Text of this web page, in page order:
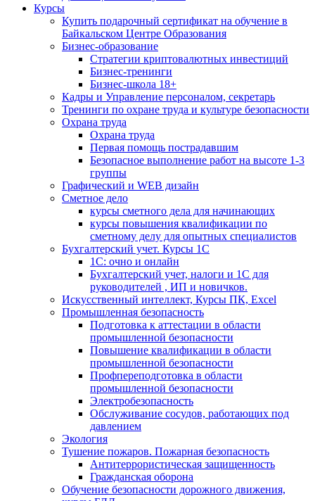
Курсы
Купить подарочный сертификат на обучение в
Байкальском Центре Образования
Бизнес-образование
Стратегии криптовалютных инвестиций
Бизнес-тренинги
Бизнес-школа 18+
Кадры и Управление персоналом, секретарь
Тренинги по охране труда и культуре безопасности
Охрана труда
Охрана труда
Первая помощь пострадавшим
Безопасное выполнение работ на высоте 1-3
группы
Графический и WEB дизайн
Сметное дело
курсы сметного дела для начинающих
курсы повышения квалификации по
сметному делу для опытных специалистов
Бухгалтерский учет. Курсы 1С
1С: очно и онлайн
Бухгалтерский учет, налоги и 1С для
руководителей , ИП и новичков.
Искусственный интеллект, Курсы ПК, Excel
Промышленная безопасность
Подготовка к аттестации в области
промышленной безопасности
Повышение квалификации в области
промышленной безопасности
Профпереподготовка в области
промышленной безопасности
Электробезопасность
Обслуживание сосудов, работающих под
давлением
Экология
Тушение пожаров. Пожарная безопасность
Антитеррористическая защищенность
Гражданская оборона
Обучение безопасности дорожного движения,